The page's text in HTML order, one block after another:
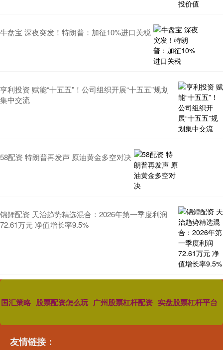
牛盘宝 深夜突发！特朗普：加征10%进口关税
亨利投资 赋能“十五五”！公司组织开展“十五五”规划
集中交流
58配资 特朗普再发声 原油黄金多空对决
锦鲤配资 天治趋势精选混合：2026年第一季度利润
72.61万元 净值增长率9.5%
国汇策略 股票配资怎么玩 广州股票杠杆配资 实盘股票杠杆平台
友情链接：